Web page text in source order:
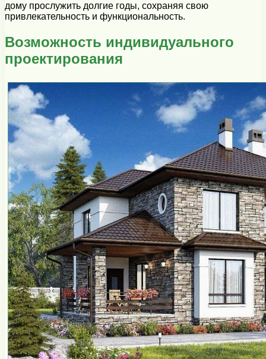
дому прослужить долгие годы, сохраняя свою
привлекательность и функциональность.
Возможность индивидуального
проектирования